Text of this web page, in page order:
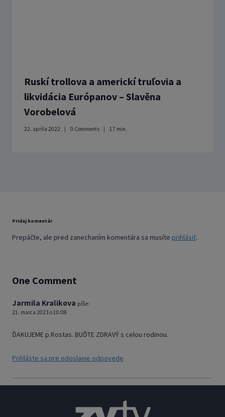
Ruskí trollova a americkí truľovia a
likvidácia Európanov – Slavěna
Vorobelová
22. apríla 2022 0 Comments 17 min.
Pridaj komentár
Prepáčte, ale pred zanechaním komentára sa musíte prihlásiť.
One Comment
Jarmila Kralikova píše:
21. marca 2023 o 10:08
ĎAKUJEME p.Rostas. BUĎTE ZDRAVÝ s celou rodinou.
Prihláste sa pre odoslanie odpovede